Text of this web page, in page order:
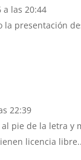
a las 20:44
la presentación
22:39
pie de la letra y
licencia